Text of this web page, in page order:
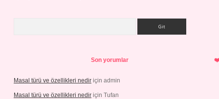
Son yorumlar
Masal türü ve özellikleri nedir için admin
Masal türü ve özellikleri nedir için Tufan